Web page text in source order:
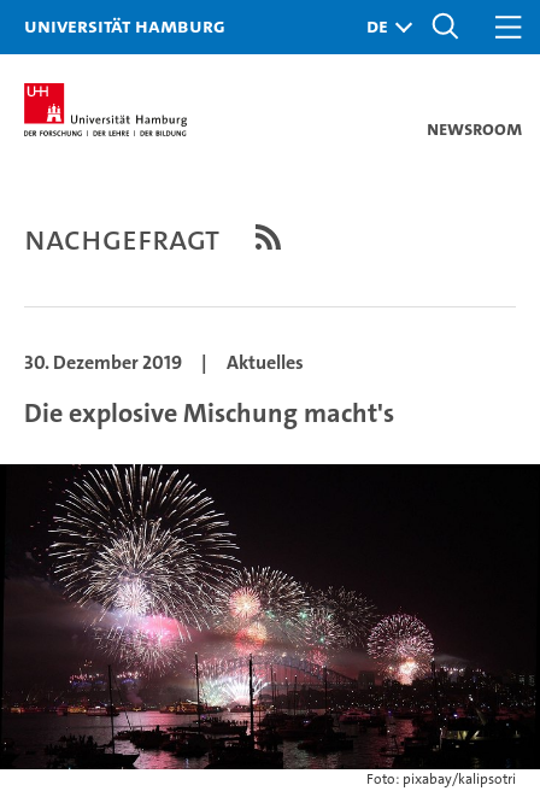
Universität Hamburg
Newsroom
Nachgefragt
30. Dezember 2019 | Aktuelles
Die explosive Mischung macht's
Foto: pixabay/kalipsotri